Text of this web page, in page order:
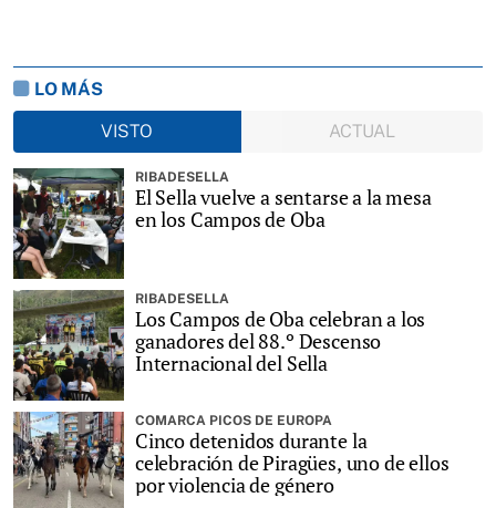
LO MÁS
VISTO
ACTUAL
RIBADESELLA
El Sella vuelve a sentarse a la mesa
en los Campos de Oba
RIBADESELLA
Los Campos de Oba celebran a los
ganadores del 88.º Descenso
Internacional del Sella
COMARCA PICOS DE EUROPA
Cinco detenidos durante la
celebración de Piragües, uno de ellos
por violencia de género